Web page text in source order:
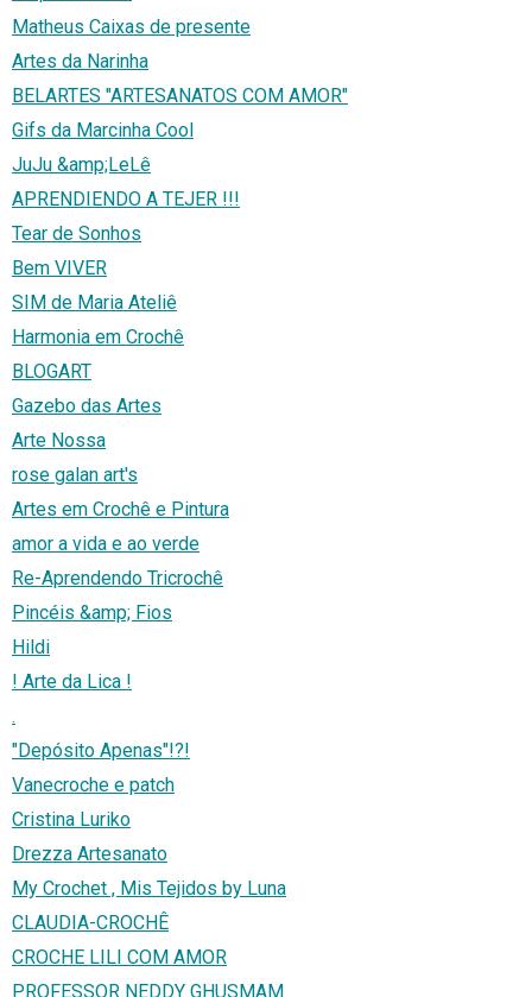
Matheus Caixas de presente
Artes da Narinha
BELARTES "ARTESANATOS COM AMOR"
Gifs da Marcinha Cool
JuJu &amp;LeLê
APRENDIENDO A TEJER !!!
Tear de Sonhos
Bem VIVER
SIM de Maria Ateliê
Harmonia em Crochê
BLOGART
Gazebo das Artes
Arte Nossa
rose galan art's
Artes em Crochê e Pintura
amor a vida e ao verde
Re-Aprendendo Tricrochê
Pincéis &amp; Fios
Hildi
! Arte da Lica !
.
"Depósito Apenas"!?!
Vanecroche e patch
Cristina Luriko
Drezza Artesanato
My Crochet , Mis Tejidos by Luna
CLAUDIA-CROCHÊ
CROCHE LILI COM AMOR
PROFESSOR NEDDY GHUSMAM